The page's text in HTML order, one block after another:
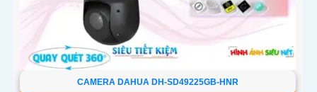
CAMERA DAHUA DH-SD49225GB-HNR